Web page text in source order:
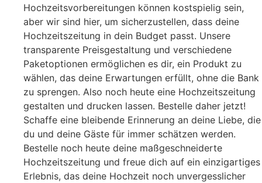
Hochzeitsvorbereitungen können kostspielig sein,
aber wir sind hier, um sicherzustellen, dass deine
Hochzeitszeitung in dein Budget passt. Unsere
transparente Preisgestaltung und verschiedene
Paketoptionen ermöglichen es dir, ein Produkt zu
wählen, das deine Erwartungen erfüllt, ohne die Bank
zu sprengen. Also noch heute eine Hochzeitszeitung
gestalten und drucken lassen. Bestelle daher jetzt!
Schaffe eine bleibende Erinnerung an deine Liebe, die
du und deine Gäste für immer schätzen werden.
Bestelle noch heute deine maßgeschneiderte
Hochzeitszeitung und freue dich auf ein einzigartiges
Erlebnis, das deine Hochzeit noch unvergesslicher